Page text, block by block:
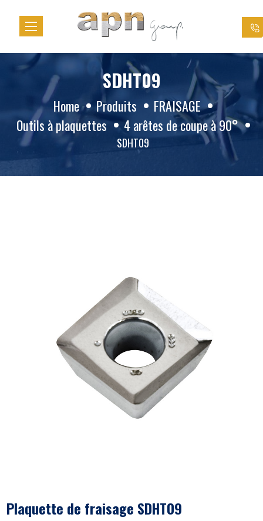
SDHT09
Home Produits
FRAISAGE
Outils à plaquettes
4 arêtes de coupe à 90°
SDHT09
Plaquette de fraisage SDHT09